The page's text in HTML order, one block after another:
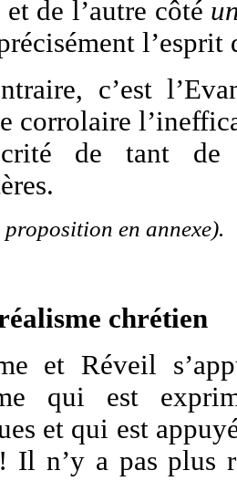
de l’autre côté
c’est
corrolaire
de tant
en annexe).
chrétien
et Réveil
qui est
et qui est
Il n’y a pas plus